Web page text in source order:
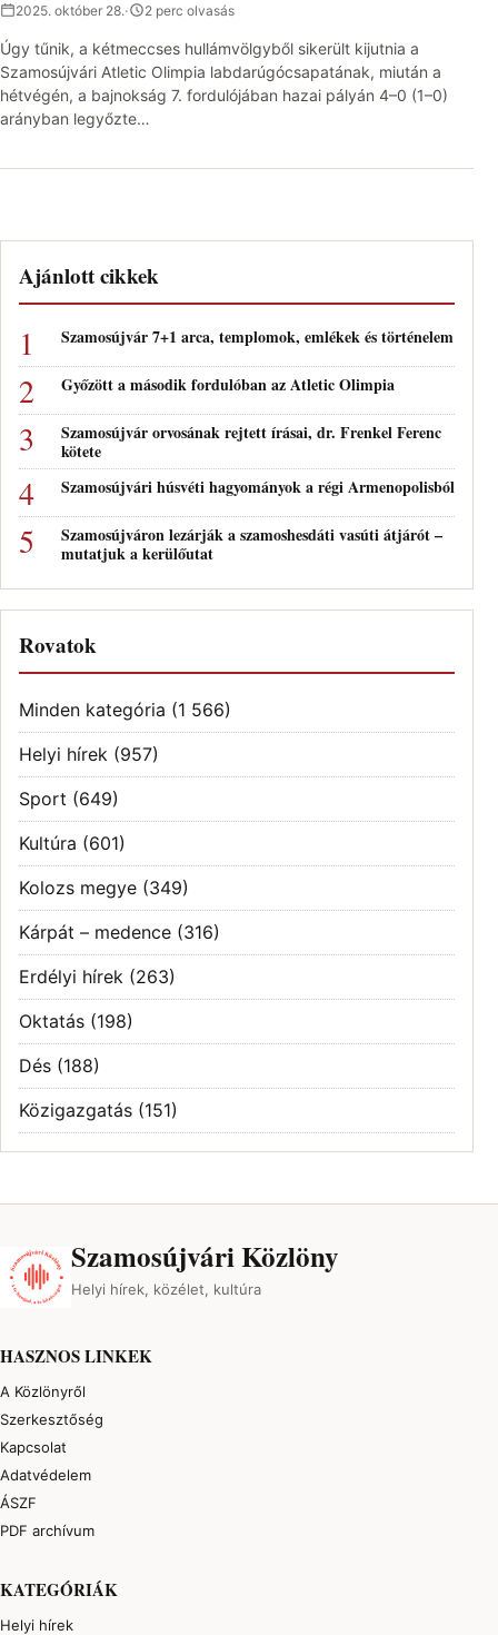
2025. október 28.· 2 perc olvasás
Úgy tűnik, a kétmeccses hullámvölgyből sikerült kijutnia a
Szamosújvári Atletic Olimpia labdarúgócsapatának, miután a
hétvégén, a bajnokság 7. fordulójában hazai pályán 4–0 (1–0)
arányban legyőzte…
Ajánlott cikkek
Szamosújvár 7+1 arca, templomok, emlékek és történelem
Győzött a második fordulóban az Atletic Olimpia
Szamosújvár orvosának rejtett írásai, dr. Frenkel Ferenc
kötete
Szamosújvári húsvéti hagyományok a régi Armenopolisból
Szamosújváron lezárják a szamoshesdáti vasúti átjárót –
mutatjuk a kerülőutat
Rovatok
Minden kategória (1 566)
Helyi hírek (957)
Sport (649)
Kultúra (601)
Kolozs megye (349)
Kárpát – medence (316)
Erdélyi hírek (263)
Oktatás (198)
Dés (188)
Közigazgatás (151)
Szamosújvári Közlöny
Helyi hírek, közélet, kultúra
HASZNOS LINKEK
A Közlönyről
Szerkesztőség
Kapcsolat
Adatvédelem
ÁSZF
PDF archívum
KATEGÓRIÁK
Helyi hírek